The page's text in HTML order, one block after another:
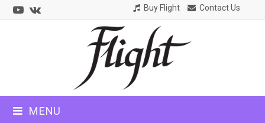
Youtube
VK Buy Flight Contact Us
MENU